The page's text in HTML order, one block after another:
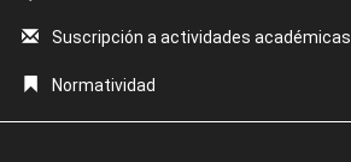
Suscripción a actividades académicas
Normatividad